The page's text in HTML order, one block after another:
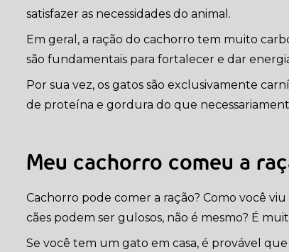
satisfazer as necessidades do animal.
Em geral, a ração do cachorro tem muito
são fundamentais para fortalecer e dar
Por sua vez, os gatos são exclusivamente
de proteína e gordura do que
Meu cachorro comeu a
Cachorro pode comer a ração? Como você
cães podem ser gulosos, não é mesmo? É
Se você tem um gato em casa, é provável